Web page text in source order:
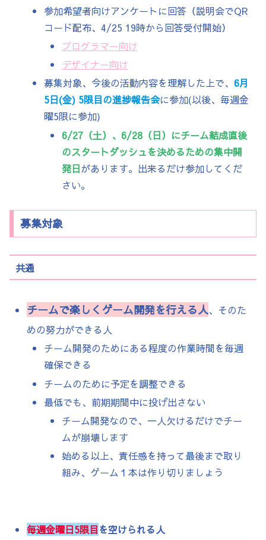
参加希望者向けアンケートに回答（説明会でQR
コード配布、4/25 19時から回答受付開始）
プログラマー向け
デザイナー向け
募集対象、今後の活動内容を理解した上で、 6月
5日(金) 5限目の進捗報告会に参加(以後、毎週金
曜5限に参加)
6/27（土）、6/28（日）にチーム結成直後
のスタートダッシュを決めるための集中開
発日があります。出来るだけ参加してくだ
さい。
募集対象
共通
チームで楽しくゲーム開発を行える人、そのた
めの努力ができる人
チーム開発のためにある程度の作業時間を毎週
確保できる
チームのために予定を調整できる
最低でも、前期期間中に投げ出さない
チーム開発なので、一人欠けるだけでチー
ムが崩壊します
始める以上、責任感を持って最後まで取り
組み、ゲーム１本は作り切りましょう
毎週金曜日5限目を空けられる人